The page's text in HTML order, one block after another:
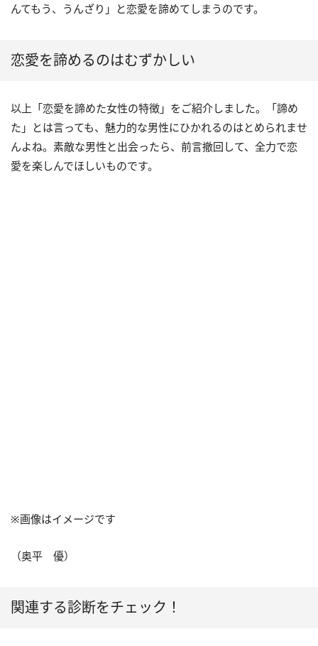
んてもう、うんざり」と恋愛を諦めてしまうのです。
恋愛を諦めるのはむずかしい
以上「恋愛を諦めた女性の特徴」をご紹介しました。「諦め
た」とは言っても、魅力的な男性にひかれるのはとめられませ
んよね。素敵な男性と出会ったら、前言撤回して、全力で恋
愛を楽しんでほしいものです。
※画像はイメージです
（奥平 優）
関連する診断をチェック！